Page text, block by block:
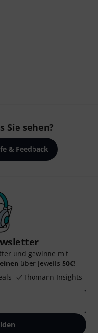
Sie sehen?
& Feedback
und gewinne mit
über jeweils 50€!
Thomann Insights